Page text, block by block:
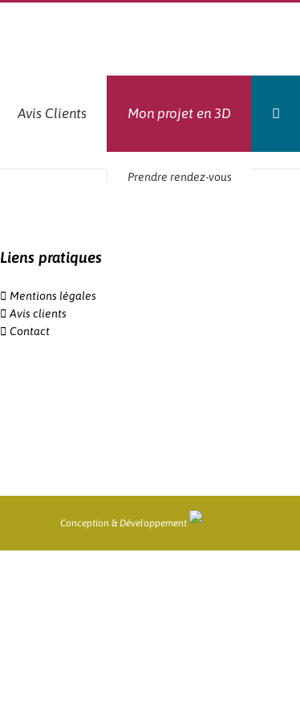
Avis Clients
Prendre rendez-vous
Mon projet en 3D
Liens pratiques
Mentions légales
Avis clients
Contact
Conception & Développement